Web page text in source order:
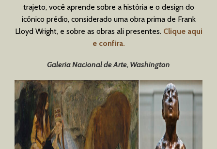
trajeto, você aprende sobre a história e o design do
icônico prédio, considerado uma obra prima de Frank
Lloyd Wright, e sobre as obras ali presentes. Clique aqui
e confira.
Galeria Nacional de Arte, Washington